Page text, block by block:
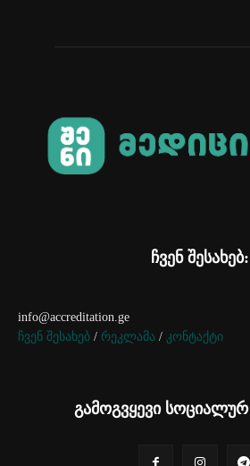
ჩვენ შესახებ:
info@accreditation.ge
ჩვენ შესახებ / რეკლამა / კონტაქტი
გამოგვყევი